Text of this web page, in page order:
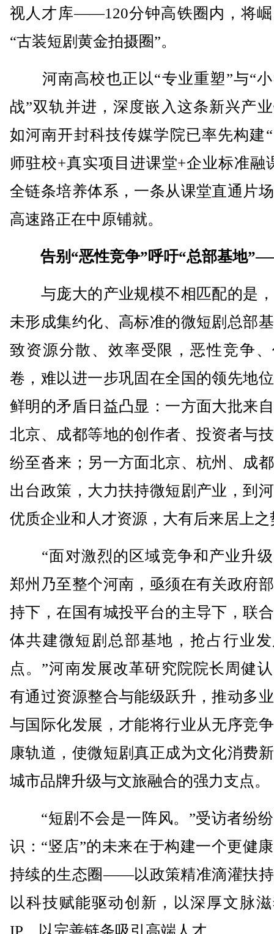
视人才库——120分钟高铁圈内，将
“古装短剧黄金拍摄圈”。
河南高校也正以“专业重塑”与“小
战”双轨并进，深度嵌入这条新兴产
如河南开封科技传媒学院已率先构建
师驻校+真实项目进课堂+企业标准融
全链条培养体系，一条从课堂直通片
高速路正在中原铺就。
告别“恶性竞争”呼吁“总部基地
与庞大的产业规模不相匹配的是
未形成集约化、高标准的微短剧总部
致资源分散、效率受限，恶性竞争
卷，难以进一步巩固在全国的领先地
鲜明的矛盾日益凸显：一方面大批来
北京、成都等地的创作者、投资者与
纷至沓来；另一方面北京、杭州、成
出台政策，大力扶持微短剧产业，到
优质企业和人才资源，大有后来居上之
“面对激烈的区域竞争和产业升级
郑州乃至整个河南，亟须在有关政府
持下，在国有城投平台的主导下，联
体共建微短剧总部基地，抢占行业
点。”河南发展改革研究院院长周健
有通过资源整合与能级跃升，推动多
与国际化发展，才能将行业从无序竞
康轨道，使微短剧真正成为文化消费
城市品牌升级与文旅融合的强力支点。
“短剧不会是一阵风。”受访者纷
识：“竖店”的未来在于构建一个更健
持续的生态圈——以政策精准滴灌扶
以科技赋能驱动创新，以深厚文脉
IP，以完善链条吸引高端人才。